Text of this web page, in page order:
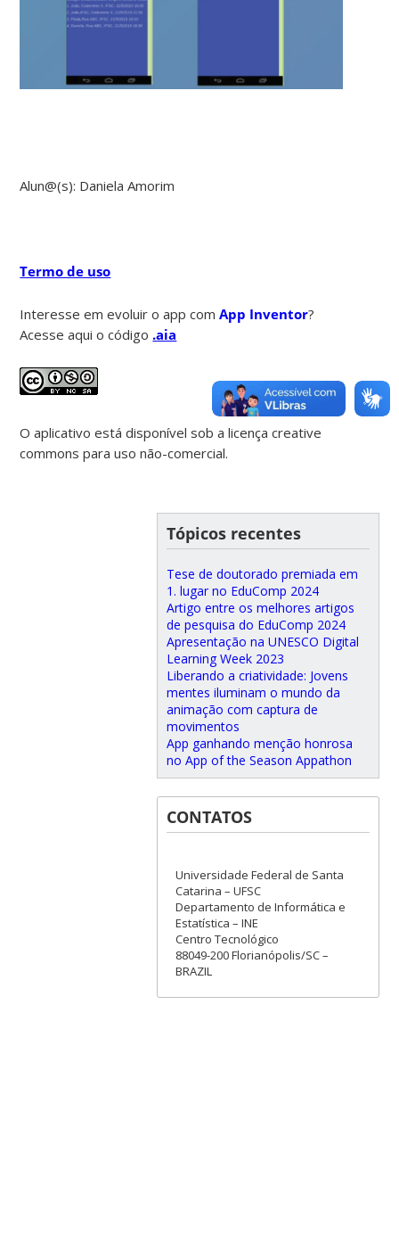
Alun@(s): Daniela Amorim
Termo de uso
Interesse em evoluir o app comApp Inventor?
Acesse aqui o código .aia
O aplicativo está disponível sob a licença creative
commons para uso não-comercial.
Tópicos recentes
Tese de doutorado premiada em
1. lugar no EduComp 2024
Artigo entre os melhores artigos
de pesquisa do EduComp 2024
Apresentação na UNESCO Digital
Learning Week 2023
Liberando a criatividade: Jovens
mentes iluminam o mundo da
animação com captura de
movimentos
App ganhando menção honrosa
no App of the Season Appathon
CONTATOS
Universidade Federal de Santa
Catarina – UFSC
Departamento de Informática e
Estatística – INE
Centro Tecnológico
88049-200 Florianópolis/SC –
BRAZIL